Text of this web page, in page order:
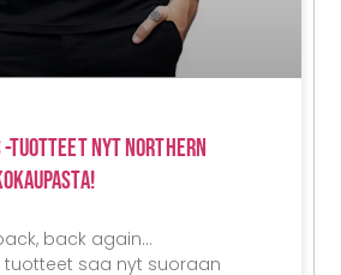
-tuotteet Nyt Northern
back again…
tuotteet saa nyt suoraan